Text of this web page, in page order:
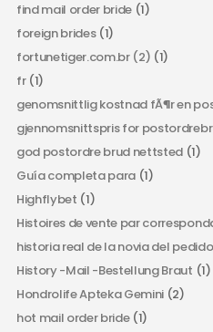
find mail order bride (1)
foreign brides(1)
fortunetiger.com.br (2) (1)
fr(1)
genomsnittlig kostnad fÃ¶r en
gjennomsnittspris for
god postordre brud nettsted (1)
Guía completa para (1)
Highflybet (1)
Histoires de vente par
historia real de la novia del
History -Mail -Bestellung Braut (1)
Hondrolife Apteka Gemini (2)
hot mail order bride(1)